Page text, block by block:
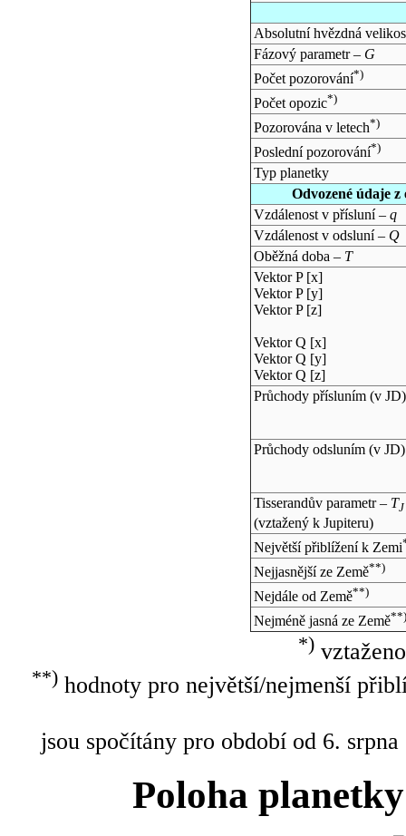
Absolutní hvězdná
Fázový parametr – G
Počet pozorování*)
Počet opozic*)
Pozorována v letech*)
Poslední pozorování*)
Typ planetky
Odvozené údaje
Vzdálenost v přísluní – q
Vzdálenost v odsluní – Q
Oběžná doba – T
Vektor P [x]
Vektor P [y]
Vektor P [z]
Vektor Q [x]
Vektor Q [y]
Vektor Q [z]
Průchody přísluním (v JD)
Průchody odsluním (v JD)
Tisserandův parametr – TJ
(vztažený k Jupiteru)
Největší přiblížení k Zemi
Nejjasnější ze Země**)
Nejdále od Země**)
Nejméně jasná ze Země**)
*)
**)hodnoty pro největší/nejmenší
jsou spočítány pro období od 6.
Poloha